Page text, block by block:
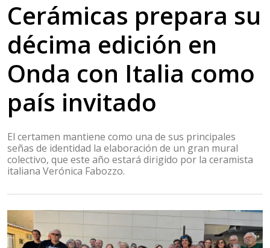
Cerámicas prepara su
décima edición en
Onda con Italia como
país invitado
El certamen mantiene como una de sus principales
señas de identidad la elaboración de un gran mural
colectivo, que este año estará dirigido por la ceramista
italiana Verónica Fabozzo.